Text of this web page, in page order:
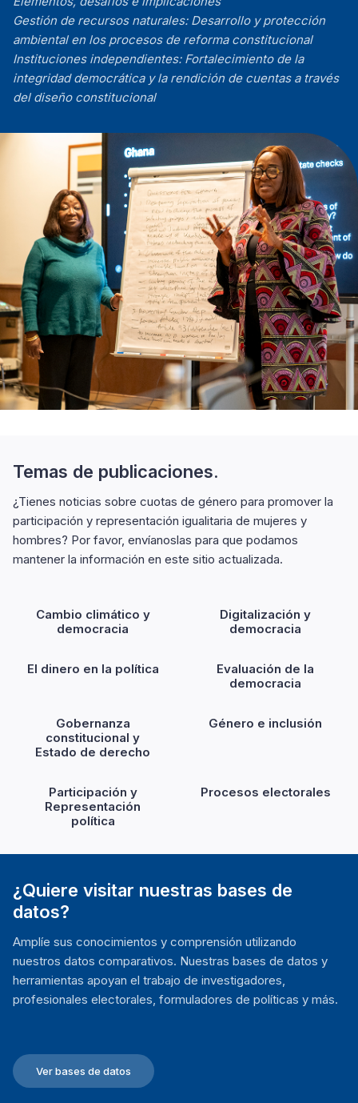
Gestión de recursos naturales: Desarrollo y protección
ambiental en los procesos de reforma constitucional
Instituciones independientes: Fortalecimiento de la
integridad democrática y la rendición de cuentas a través
del diseño constitucional
Temas de publicaciones.
¿Tienes noticias sobre cuotas de género para promover la
participación y representación igualitaria de mujeres y
hombres? Por favor, envíanoslas para que podamos
mantener la información en este sitio actualizada.
Cambio climático y
democracia
Digitalización y
democracia
El dinero en la política
Evaluación de la
democracia
Gobernanza
constitucional y
Estado de derecho
Género e inclusión
Participación y
Representación
política
Procesos electorales
¿Quiere visitar nuestras bases de
datos?
Amplíe sus conocimientos y comprensión utilizando
nuestros datos comparativos. Nuestras bases de datos y
herramientas apoyan el trabajo de investigadores,
profesionales electorales, formuladores de políticas y más.
Ver bases de datos